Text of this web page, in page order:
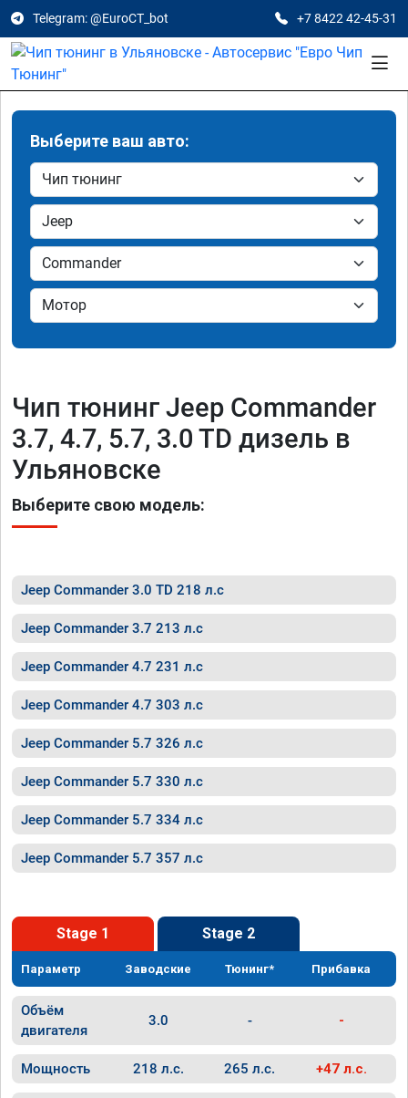
Telegram: @EuroCT_bot +7 8422 42-45-31
Выберите ваш авто:
Чип тюнинг Jeep Commander
3.7, 4.7, 5.7, 3.0 TD дизель в
Ульяновске
Выберите свою модель:
Jeep Commander 3.0 TD 218 л.с
Jeep Commander 3.7 213 л.с
Jeep Commander 4.7 231 л.с
Jeep Commander 4.7 303 л.с
Jeep Commander 5.7 326 л.с
Jeep Commander 5.7 330 л.с
Jeep Commander 5.7 334 л.с
Jeep Commander 5.7 357 л.с
Stage 1 Stage 2
Параметр Заводские Тюнинг* Прибавка
Объём
двигателя
3.0 - -
Мощность 218 л.с. 265 л.с. +47 л.с.